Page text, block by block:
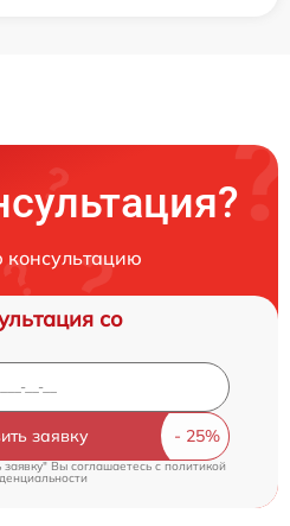
консультацию
со
заявку
Вы соглашаетесь cполитикой